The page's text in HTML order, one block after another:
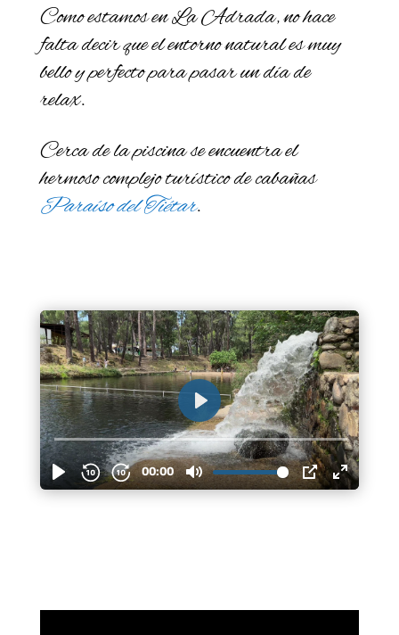
Como estamos en La Adrada, no hace
falta decir que el entorno natural es muy
bello y perfecto para pasar un día de
relax.
Cerca de la piscina se encuentra el
hermoso complejo turístico de cabañas
Paraíso del Tiétar.